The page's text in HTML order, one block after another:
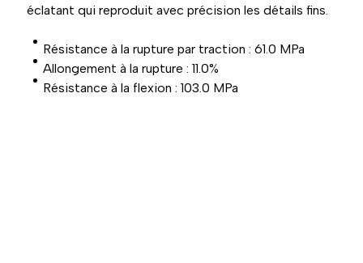
éclatant qui reproduit avec précision les détails fins.
Résistance à la rupture par traction : 61.0 MPa
Allongement à la rupture : 11.0%
Résistance à la flexion : 103.0 MPa